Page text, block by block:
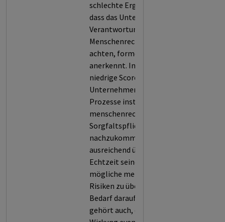
schlechte Ergebnis in Bereich A,
dass das Unternehmen seine
Verantwortung,
Menschenrechtsstandards zu
achten, formell nicht klar genug
anerkennt. In Bereich D zeigt der
niedrige Score, dass das
Unternehmen keine ausreichenden
Prozesse installiert hat, um seinen
menschenrechtlichen
Sorgfaltspflichten
nachzukommen. Es verfügt nicht
ausreichend über Systeme, um in
Echtzeit seine Aktivitäten auf
mögliche menschenrechtliche
Risiken zu überprüfen und bei
Bedarf darauf zu reagieren. Dazu
gehört auch, die Effektivität und